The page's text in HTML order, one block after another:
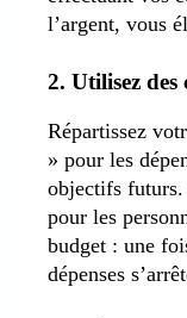
l’argent, vous
2. Utilisez des
Répartissez
» pour les
objectifs futurs.
pour les
budget : une
dépenses